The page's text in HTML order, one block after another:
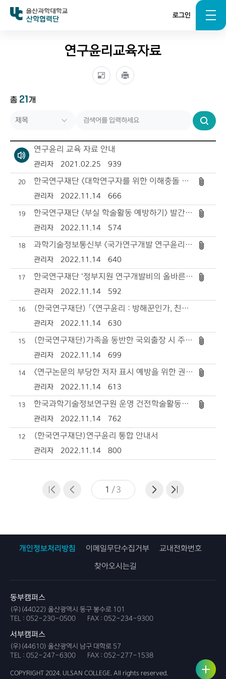
사용자
서비스
링크서
비스
로그인
산학협력단
연구윤리교육자료
총 21 개
검
색
제목
작성일자
연구윤리 교육 자료 안내
관리자 2021.02.25 939
20 한국연구재단 <대학연구자를 위한 이해충돌 예방 길잡이> 안내
관리자 2022.11.14 666
19 한국연구재단 <부실 학술활동 예방하기> 발간 안내
관리자 2022.11.14 574
18 과학기술정보통신부 <국가연구개발 연구윤리 길잡이(개정본)> 배포 및 안내
관리자 2022.11.14 640
17 한국연구재단 ‘정부지원 연구개발비의 올바른 사용을 위한 권고사항’(개정) 영문판 안내
관리자 2022.11.14 592
16 (한국연구재단) 「<연구윤리 : 방해꾼인가, 친구인가?> 책자 발간 알림 및 이용 안내
관리자 2022.11.14 630
15 (한국연구재단)가족을 동반한 국외출장 시 주의사항 안내
관리자 2022.11.14 699
14 <연구논문의 부당한 저자 표시 예방을 위한 권고사항> 2차 개정판 안내
관리자 2022.11.14 613
13 한국과학기술정보연구원 운영 건전학술활동지원시스템(SAFE) 활용 안내
관리자 2022.11.14 762
12 (한국연구재단)연구윤리 통합 안내서
관리자 2022.11.14 800
1 /3
개인정보처리방침 이메일무단수집거부 교내전화번호
찾아오시는길
동부캠퍼스
(우)(44022) 울산광역시 동구 봉수로 101
TEL : 052-230-0500 FAX : 052-234-9300
서부캠퍼스
(우)(44610) 울산광역시 남구 대학로 57
TEL : 052-247-6300 FAX : 052-277-1538
COPYRIGHT 2024. ULSAN COLLEGE. All rights reserved.